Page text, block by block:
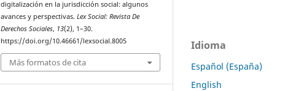
digitalización en la jurisdicción social: algunos
avances y perspectivas.Lex Social: Revista De
Derechos Sociales, 13(2), 1–30.
https://doi.org/10.46661/lexsocial.8005
Más formatos de cita
Idioma
Español (España)
English